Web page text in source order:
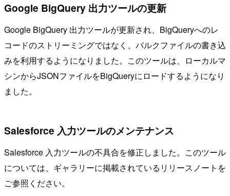
Google BigQuery 出力ツールの更新
Google BigQuery 出力ツールが更新され、BigQueryへのレ
コードのストリーミングではなく、バルクファイルの書き込
みを利用するようになりました。このツールは、ローカルマ
シンからJSONファイルをBigQueryにロードするようになり
ました。
Salesforce 入力ツールのメンテナンス
Salesforce 入力ツールの不具合を修正しました。このツール
については、ギャラリーに掲載されているリリースノートを
ご参照ください。